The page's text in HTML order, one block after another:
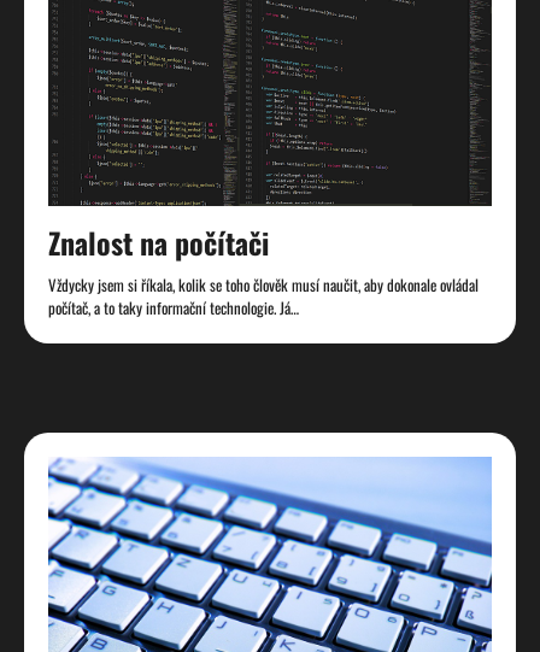
Znalost na počítači
Vždycky jsem si říkala, kolik se toho člověk musí naučit, aby dokonale ovládal
počítač, a to taky informační technologie. Já…